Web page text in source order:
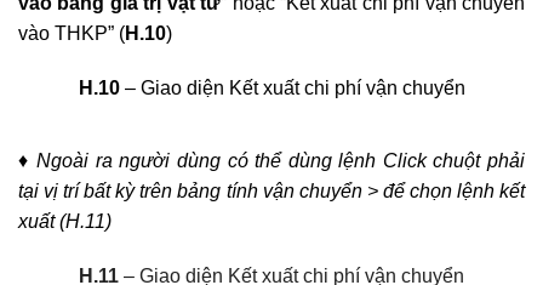
chênh lệch giá máy và các yếu tố khác ( H.9 )
trình.
- Tại giao diện chính của Chương trình (Tab
vào bảng giá trị vật tư” hoặc “Kết xuất chi phí vận chuyển